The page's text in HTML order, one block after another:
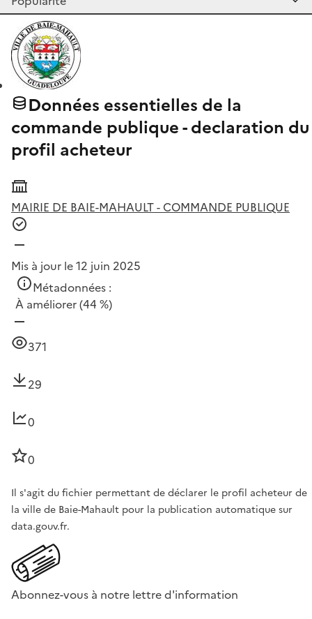
Données essentielles de la
commande publique - declaration du
profil acheteur
MAIRIE DE BAIE-MAHAULT - COMMANDE PUBLIQUE
Mis à jour le 12 juin 2025
Métadonnées :
À améliorer(44 %)
371
29
0
0
Il s'agit du fichier permettant de déclarer le profil acheteur de
la ville de Baie-Mahault pour la publication automatique sur
data.gouv.fr.
Abonnez-vous à notre lettre d'information